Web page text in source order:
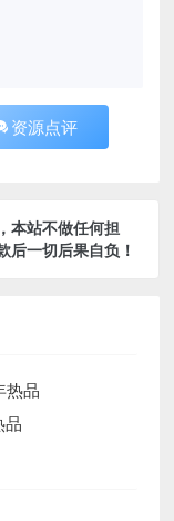
资源点评
本站不做任何担
后一切后果自负！
品